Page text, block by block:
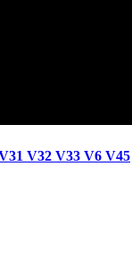
V32 V33 V6 V45